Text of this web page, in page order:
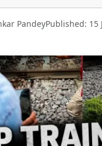
PandeyPublished: 15